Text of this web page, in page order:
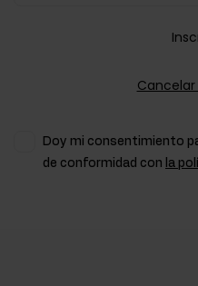
Doy mi consentimiento
de conformidad con la